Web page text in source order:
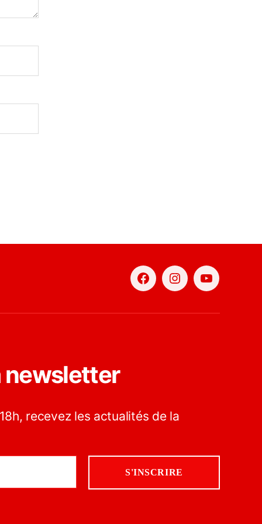
FacebookInstagramYouTube
newsletter
recevez les actualités de la